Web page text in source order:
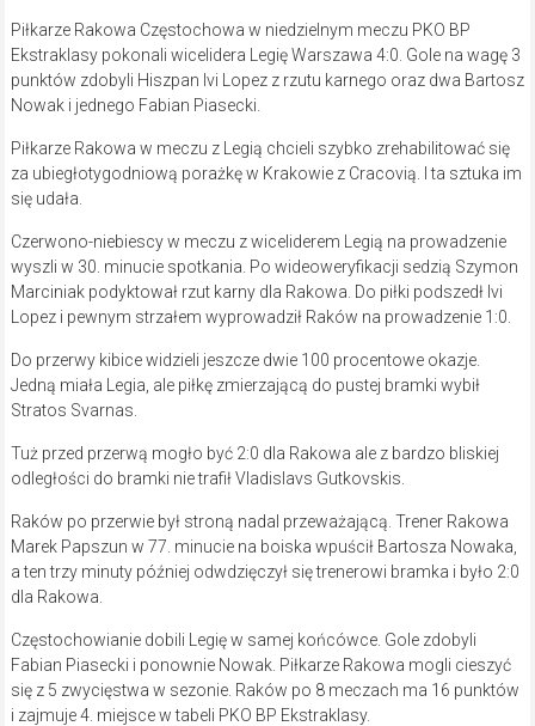
Piłkarze Rakowa Częstochowa w niedzielnym meczu PKO BP
Ekstraklasy pokonali wicelidera Legię Warszawa 4:0. Gole na wagę 3
punktów zdobyli Hiszpan Ivi Lopez z rzutu karnego oraz dwa Bartosz
Nowak i jednego Fabian Piasecki.
Piłkarze Rakowa w meczu z Legią chcieli szybko zrehabilitować się
za ubiegłotygodniową porażkę w Krakowie z Cracovią. I ta sztuka im
się udała.
Czerwono-niebiescy w meczu z wiceliderem Legią na prowadzenie
wyszli w 30. minucie spotkania. Po wideoweryfikacji sedzią Szymon
Marciniak podyktował rzut karny dla Rakowa. Do piłki podszedł Ivi
Lopez i pewnym strzałem wyprowadził Raków na prowadzenie 1:0.
Do przerwy kibice widzieli jeszcze dwie 100 procentowe okazje.
Jedną miała Legia, ale piłkę zmierzającą do pustej bramki wybił
Stratos Svarnas.
Tuż przed przerwą mogło być 2:0 dla Rakowa ale z bardzo bliskiej
odległości do bramki nie trafił Vladislavs Gutkovskis.
Raków po przerwie był stroną nadal przeważającą. Trener Rakowa
Marek Papszun w 77. minucie na boiska wpuścił Bartosza Nowaka,
a ten trzy minuty później odwdzięczył się trenerowi bramka i było 2:0
dla Rakowa.
Częstochowianie dobili Legię w samej końcówce. Gole zdobyli
Fabian Piasecki i ponownie Nowak. Piłkarze Rakowa mogli cieszyć
się z 5 zwycięstwa w sezonie. Raków po 8 meczach ma 16 punktów
i zajmuje 4. miejsce w tabeli PKO BP Ekstraklasy.